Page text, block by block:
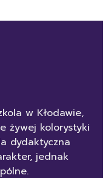
w Kłodawie,
żywej kolorystyki
dydaktyczna
jednak